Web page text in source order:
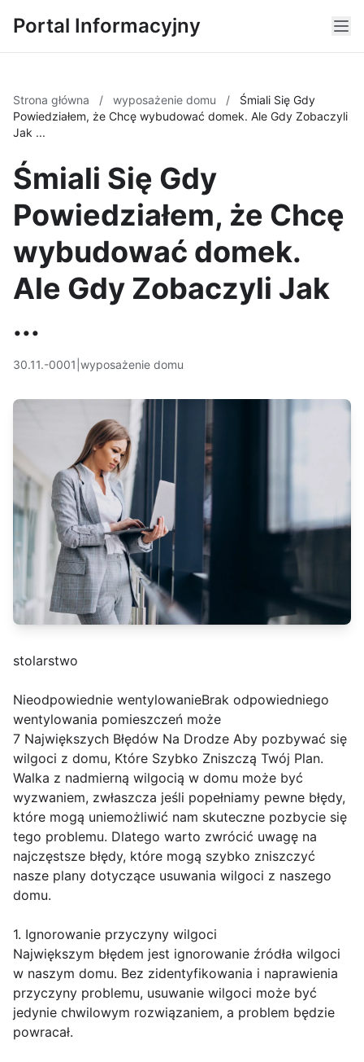
Portal Informacyjny
Strona główna / wyposażenie domu /
Śmiali Się Gdy
Powiedziałem, że Chcę wybudować domek. Ale Gdy Zobaczyli
Jak ...
Śmiali Się Gdy
Powiedziałem, że Chcę
wybudować domek.
Ale Gdy Zobaczyli Jak
...
30.11.-0001 wyposażenie domu
stolarstwo
Nieodpowiednie wentylowanieBrak odpowiedniego
wentylowania pomieszczeń może
7 Największych Błędów Na Drodze Aby pozbywać się
wilgoci z domu, Które Szybko Zniszczą Twój Plan.
Walka z nadmierną wilgocią w domu może być
wyzwaniem, zwłaszcza jeśli popełniamy pewne błędy,
które mogą uniemożliwić nam skuteczne pozbycie się
tego problemu. Dlatego warto zwrócić uwagę na
najczęstsze błędy, które mogą szybko zniszczyć
nasze plany dotyczące usuwania wilgoci z naszego
domu.
1. Ignorowanie przyczyny wilgoci
Największym błędem jest ignorowanie źródła wilgoci
w naszym domu. Bez zidentyfikowania i naprawienia
przyczyny problemu, usuwanie wilgoci może być
jedynie chwilowym rozwiązaniem, a problem będzie
powracał.